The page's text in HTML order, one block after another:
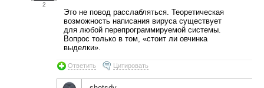
2
Это не повод расслабляться. Теоретическая
возможность написания вируса существует
для любой перепрограммируемой системы.
Вопрос только в том, «стоит ли овчинка
выделки».
Ответить Цитировать